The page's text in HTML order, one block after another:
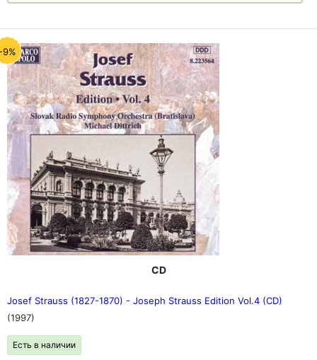
9%
CD
Josef Strauss (1827-1870) - Joseph Strauss Edition Vol.4 (CD)
(1997)
Есть в наличии